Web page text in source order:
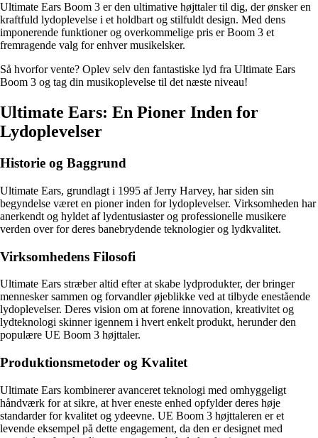
Ultimate Ears Boom 3 er den ultimative højttaler til dig, der ønsker en
kraftfuld lydoplevelse i et holdbart og stilfuldt design. Med dens
imponerende funktioner og overkommelige pris er Boom 3 et
fremragende valg for enhver musikelsker.
Så hvorfor vente? Oplev selv den fantastiske lyd fra Ultimate Ears
Boom 3 og tag din musikoplevelse til det næste niveau!
Ultimate Ears: En Pioner Inden for
Lydoplevelser
Historie og Baggrund
Ultimate Ears, grundlagt i 1995 af Jerry Harvey, har siden sin
begyndelse været en pioner inden for lydoplevelser. Virksomheden har
anerkendt og hyldet af lydentusiaster og professionelle musikere
verden over for deres banebrydende teknologier og lydkvalitet.
Virksomhedens Filosofi
Ultimate Ears stræber altid efter at skabe lydprodukter, der bringer
mennesker sammen og forvandler øjeblikke ved at tilbyde enestående
lydoplevelser. Deres vision om at forene innovation, kreativitet og
lydteknologi skinner igennem i hvert enkelt produkt, herunder den
populære UE Boom 3 højttaler.
Produktionsmetoder og Kvalitet
Ultimate Ears kombinerer avanceret teknologi med omhyggeligt
håndværk for at sikre, at hver eneste enhed opfylder deres høje
standarder for kvalitet og ydeevne. UE Boom 3 højttaleren er et
levende eksempel på dette engagement, da den er designet med